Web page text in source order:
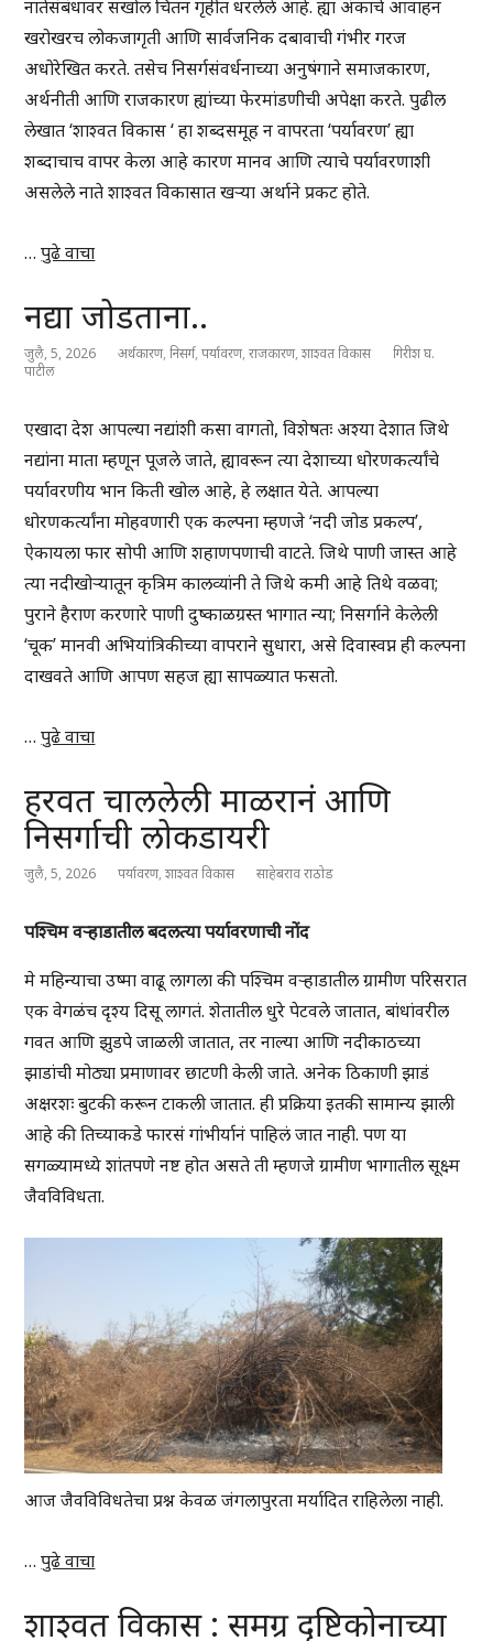
नातेसंबंधावर सखोल चिंतन गृहीत धरलेले आहे. ह्या अंकाचे आवाहन
खरोखरच लोकजागृती आणि सार्वजनिक दबावाची गंभीर गरज
अधोरेखित करते. तसेच निसर्गसंवर्धनाच्या अनुषंगाने समाजकारण,
अर्थनीती आणि राजकारण ह्यांच्या फेरमांडणीची अपेक्षा करते. पुढील
लेखात ‘शाश्वत विकास ‘ हा शब्दसमूह न वापरता ‘पर्यावरण’ ह्या
शब्दाचाच वापर केला आहे कारण मानव आणि त्याचे पर्यावरणाशी
असलेले नाते शाश्वत विकासात खऱ्या अर्थाने प्रकट होते.
…पुढे वाचा
नद्या जोडताना..
जुलै, 5, 2026 अर्थकारण,निसर्ग,पर्यावरण,राजकारण,शाश्वत विकास
गिरीश घ.
पाटील
एखादा देश आपल्या नद्यांशी कसा वागतो, विशेषतः अश्या देशात जिथे
नद्यांना माता म्हणून पूजले जाते, ह्यावरून त्या देशाच्या धोरणकर्त्यांचे
पर्यावरणीय भान किती खोल आहे, हे लक्षात येते. आपल्या
धोरणकर्त्यांना मोहवणारी एक कल्पना म्हणजे ‘नदी जोड प्रकल्प’,
ऐकायला फार सोपी आणि शहाणपणाची वाटते. जिथे पाणी जास्त आहे
त्या नदीखोऱ्यातून कृत्रिम कालव्यांनी ते जिथे कमी आहे तिथे वळवा;
पुराने हैराण करणारे पाणी दुष्काळग्रस्त भागात न्या; निसर्गाने केलेली
‘चूक’ मानवी अभियांत्रिकीच्या वापराने सुधारा, असे दिवास्वप्न ही कल्पना
दाखवते आणि आपण सहज ह्या सापळ्यात फसतो.
…पुढे वाचा
हरवत चाललेली माळरानं आणि
निसर्गाची लोकडायरी
जुलै, 5, 2026 पर्यावरण,शाश्वत विकास साहेबराव राठोड
पश्चिम वऱ्हाडातील बदलत्या पर्यावरणाची नोंद
मे महिन्याचा उष्मा वाढू लागला की पश्चिम वऱ्हाडातील ग्रामीण परिसरात
एक वेगळंच दृश्य दिसू लागतं. शेतातील धुरे पेटवले जातात, बांधांवरील
गवत आणि झुडपे जाळली जातात, तर नाल्या आणि नदीकाठच्या
झाडांची मोठ्या प्रमाणावर छाटणी केली जाते. अनेक ठिकाणी झाडं
अक्षरशः बुटकी करून टाकली जातात. ही प्रक्रिया इतकी सामान्य झाली
आहे की तिच्याकडे फारसं गांभीर्यानं पाहिलं जात नाही. पण या
सगळ्यामध्ये शांतपणे नष्ट होत असते ती म्हणजे ग्रामीण भागातील सूक्ष्म
जैवविविधता.
आज जैवविविधतेचा प्रश्न केवळ जंगलापुरता मर्यादित राहिलेला नाही.
…पुढे वाचा
शाश्वत विकास : समग्र दृष्टिकोनाच्या